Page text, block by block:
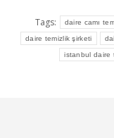
Tags: daire camı
daire temizlik şirketi
istanbul daire